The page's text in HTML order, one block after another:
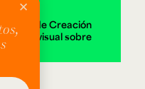
Beca de Creación
audiovisual sobre